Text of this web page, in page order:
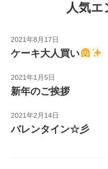
人気エ
2021年8月17日
ケーキ大人買い
2021年1月5日
新年のご挨拶
2021年2月14日
バレンタイン☆彡